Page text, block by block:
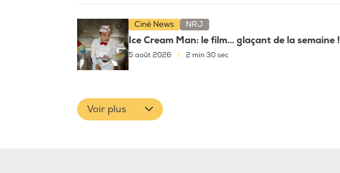
Ciné News NRJ
Ice Cream Man: le film... glaçant de la semaine !
5 août 2026 | 2 min 30 sec
Voir plus